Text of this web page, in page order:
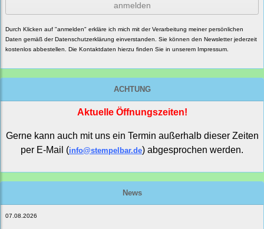
anmelden
Durch Klicken auf "anmelden" erkläre ich mich mit der Verarbeitung meiner persönlichen
Daten gemäß der Datenschutzerklärung einverstanden. Sie können den Newsletter jederzeit
kostenlos abbestellen. Die Kontaktdaten hierzu finden Sie in unserem Impressum.
ACHTUNG
Aktuelle Öffnungszeiten!
Gerne kann auch mit uns ein Termin außerhalb dieser Zeiten
per E-Mail (info@stempelbar.de) abgesprochen werden.
News
07.08.2026